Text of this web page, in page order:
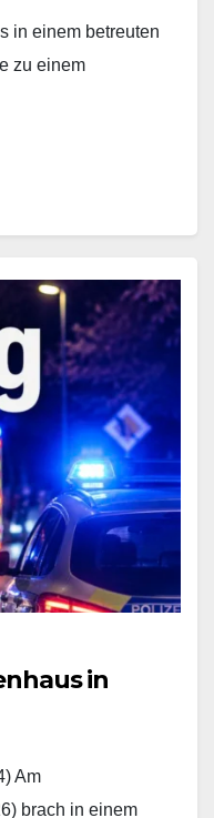
in einem betreuten
zu einem
in
Am
brach in einem